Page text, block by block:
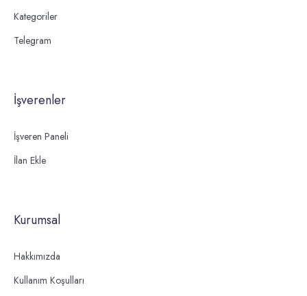
Kategoriler
Telegram
İşverenler
İşveren Paneli
İlan Ekle
Kurumsal
Hakkımızda
Kullanım Koşulları